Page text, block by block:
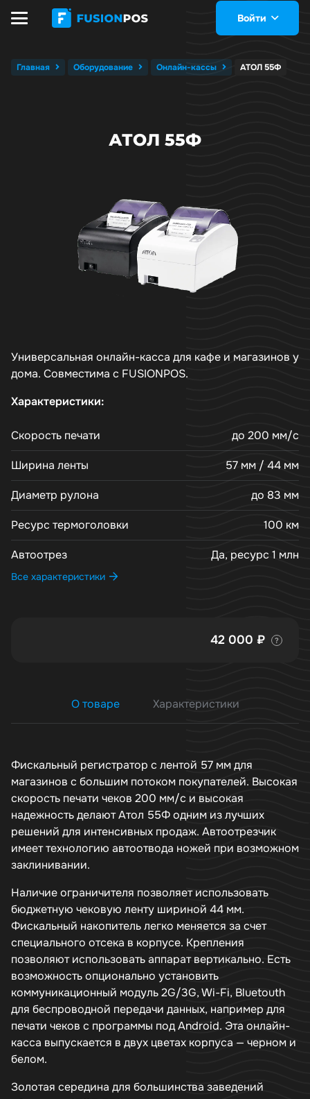
Войти
Главная Оборудование Онлайн-кассы АТОЛ 55Ф
АТОЛ 55Ф
Универсальная онлайн-касса для кафе и магазинов у
дома. Совместима с FUSIONPOS.
Характеристики:
Скорость печати до 200 мм/с
Ширина ленты 57 мм / 44 мм
Диаметр рулона до 83 мм
Ресурс термоголовки 100 км
Автоотрез Да, ресурс 1 млн
Все характеристики
42 000 ₽ ?
О товаре Характеристики
Фискальный регистратор с лентой 57 мм для
магазинов с большим потоком покупателей. Высокая
скорость печати чеков 200 мм/с и высокая
надежность делают Атол 55Ф одним из лучших
решений для интенсивных продаж. Автоотрезчик
имеет технологию автоотвода ножей при возможном
заклинивании.
Наличие ограничителя позволяет использовать
бюджетную чековую ленту шириной 44 мм.
Фискальный накопитель легко меняется за счет
специального отсека в корпусе. Крепления
позволяют использовать аппарат вертикально. Есть
возможность опционально установить
коммуникационный модуль 2G/3G, Wi-Fi, Bluetouth
для беспроводной передачи данных, например для
печати чеков с программы под Android. Эта онлайн-
касса выпускается в двух цветах корпуса — черном и
белом.
Золотая середина для большинства заведений